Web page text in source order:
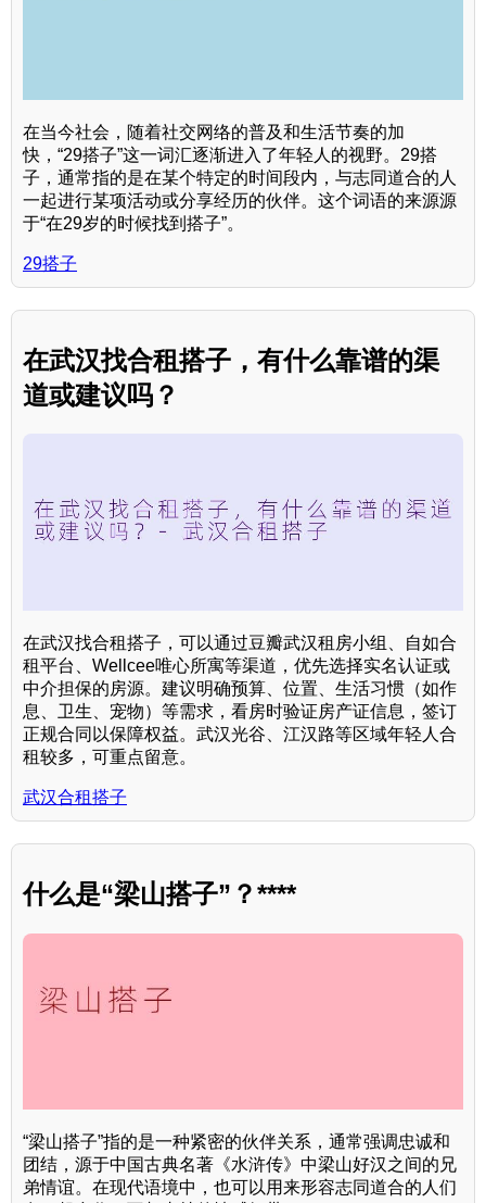
在当今社会，随着社交网络的普及和生活节奏的加
快，“29搭子”这一词汇逐渐进入了年轻人的视野。29搭
子，通常指的是在某个特定的时间段内，与志同道合的人
一起进行某项活动或分享经历的伙伴。这个词语的来源源
于“在29岁的时候找到搭子”。
29搭子
在武汉找合租搭子，有什么靠谱的渠
道或建议吗？
在武汉找合租搭子，可以通过豆瓣武汉租房小组、自如合
租平台、Wellcee唯心所寓等渠道，优先选择实名认证或
中介担保的房源。建议明确预算、位置、生活习惯（如作
息、卫生、宠物）等需求，看房时验证房产证信息，签订
正规合同以保障权益。武汉光谷、江汉路等区域年轻人合
租较多，可重点留意。
武汉合租搭子
什么是“梁山搭子”？****
“梁山搭子”指的是一种紧密的伙伴关系，通常强调忠诚和
团结，源于中国古典名著《水浒传》中梁山好汉之间的兄
弟情谊。在现代语境中，也可以用来形容志同道合的人们